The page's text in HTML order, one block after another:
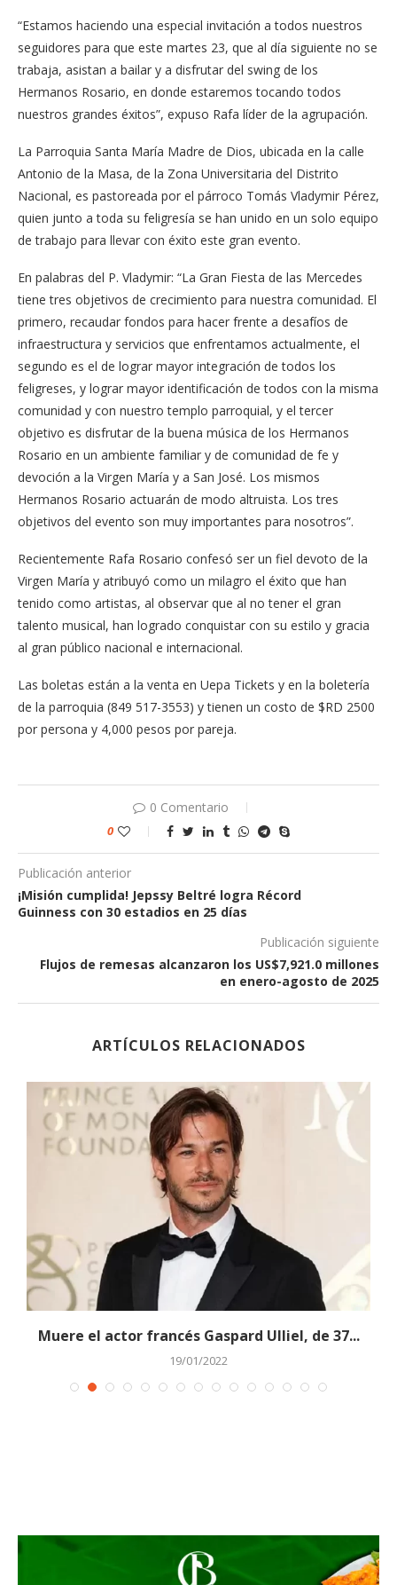
“Estamos haciendo una especial invitación a todos nuestros
seguidores para que este martes 23, que al día siguiente no se
trabaja, asistan a bailar y a disfrutar del swing de los
Hermanos Rosario, en donde estaremos tocando todos
nuestros grandes éxitos”, expuso Rafa líder de la agrupación.
La Parroquia Santa María Madre de Dios, ubicada en la calle
Antonio de la Masa, de la Zona Universitaria del Distrito
Nacional, es pastoreada por el párroco Tomás Vladymir Pérez,
quien junto a toda su feligresía se han unido en un solo equipo
de trabajo para llevar con éxito este gran evento.
En palabras del P. Vladymir: “La Gran Fiesta de las Mercedes
tiene tres objetivos de crecimiento para nuestra comunidad. El
primero, recaudar fondos para hacer frente a desafíos de
infraestructura y servicios que enfrentamos actualmente, el
segundo es el de lograr mayor integración de todos los
feligreses, y lograr mayor identificación de todos con la misma
comunidad y con nuestro templo parroquial, y el tercer
objetivo es disfrutar de la buena música de los Hermanos
Rosario en un ambiente familiar y de comunidad de fe y
devoción a la Virgen María y a San José. Los mismos
Hermanos Rosario actuarán de modo altruista. Los tres
objetivos del evento son muy importantes para nosotros”.
Recientemente Rafa Rosario confesó ser un fiel devoto de la
Virgen María y atribuyó como un milagro el éxito que han
tenido como artistas, al observar que al no tener el gran
talento musical, han logrado conquistar con su estilo y gracia
al gran público nacional e internacional.
Las boletas están a la venta en Uepa Tickets y en la boletería
de la parroquia (849 517-3553) y tienen un costo de $RD 2500
por persona y 4,000 pesos por pareja.
0 Comentario
0
Publicación anterior
¡Misión cumplida! Jepssy Beltré logra Récord
Guinness con 30 estadios en 25 días
Publicación siguiente
Flujos de remesas alcanzaron los US$7,921.0 millones
en enero-agosto de 2025
ARTÍCULOS RELACIONADOS
Muere el actor francés Gaspard Ulliel, de 37...
19/01/2022